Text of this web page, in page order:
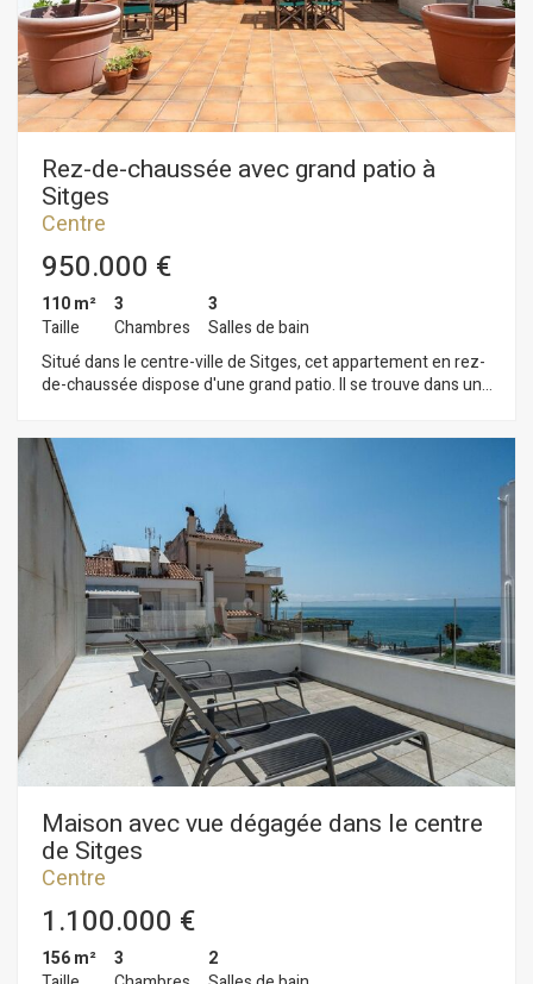
Rez-de-chaussée avec grand patio à
Sitges
Centre
950.000 €
110 m²
Taille
3
Chambres
3
Salles de bain
Situé dans le centre-ville de Sitges, cet appartement en rez-
de-chaussée dispose d'une grand patio. Il se trouve dans une
chaussée se trouve la pièce à vivre, composée d'un salon-
salle à manger et d'une cuisine séparée. Les deux pièces
s'ouvrent sur un grand patio. Des toilettes invités complètent
l'étage. Au premier étage se trouve l'espace nuit, composé de
trois chambres doubles, dont une avec salle de bain privative
avec accès à un balcon ainsi que les autres pièces. Toutes les
chambres disposent de placards intégrés. Une salle de bain
complète dessert les autres chambres. Au même étage, une
galerie abrite la buanderie. Ce logement est situé dans le
centre-ville de Sitges, un quartier caractérisé par la proximité
de tous les services et de la plage. Le centre-ville de Sitges
est animé toute l'année, vous permettant de profiter
pleinement des festivités de la ville.
Maison avec vue dégagée dans le centre
de Sitges
Centre
1.100.000 €
156 m²
3
2